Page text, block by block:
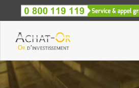
Spécialiste des métaux précieux